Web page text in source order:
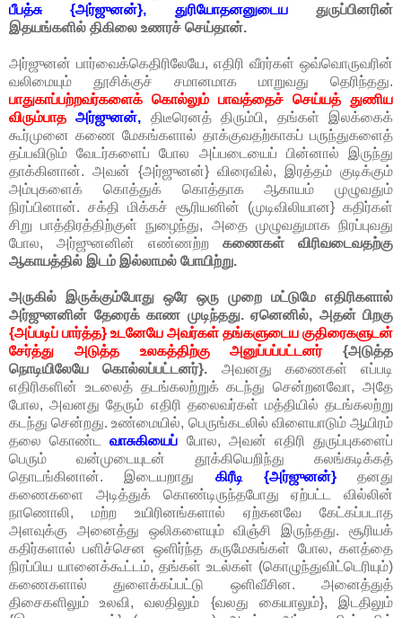
பீபத்சு {அர்ஜுனன்}, துரியோதனனுடையதுருப்பினரின்
இதயங்களில் திகிலை உணரச் செய்தான்.
அர்ஜுனன் பார்வைக்கெதிரிலேயே, எதிரி வீரர்கள் ஒவ்வொருவரின்
வலிமையும் தூசிக்குச் சமானமாக மாறுவது தெரிந்தது.
பாதுகாப்பற்றவர்களைக் கொல்லும் பாவத்தைச் செய்யத் துணிய
விரும்பாதஅர்ஜுனன்,
திடீரெனத் திரும்பி, தங்கள் இலக்கைக்
கூர்முனை கணை மேகங்களால் தாக்குவதற்காகப் பருந்துகளைத்
தப்பவிடும் வேடர்களைப் போல அப்படையைப் பின்னால் இருந்து
தாக்கினான். அவன் {அர்ஜுனன்} விரைவில், இரத்தம் குடிக்கும்
அம்புகளைக் கொத்துக் கொத்தாக ஆகாயம் முழுவதும்
நிரப்பினான். சக்தி மிக்கச் சூரியனின் (முடிவிலியான} கதிர்கள்
சிறு பாத்திரத்திற்குள் நுழைந்து, அதை முழுவதுமாக நிரப்புவது
போல, அர்ஜுனனின் எண்ணற்ற கணைகள் விரிவடைவதற்கு
ஆகாயத்தில் இடம் இல்லாமல் போயிற்று.
அருகில் இருக்கும்போது ஒரே ஒரு முறை மட்டுமே எதிரிகளால்
அர்ஜுனனின் தேரைக் காண முடிந்தது. ஏனெனில், அதன் பிறகு
{அப்படிப் பார்த்த} உடனேயே அவர்கள் தங்களுடைய குதிரைகளுடன்
சேர்த்து அடுத்த உலகத்திற்கு அனுப்பப்பட்டனர்{அடுத்த
நொடியிலேயே கொல்லப்பட்டனர்}. அவனது கணைகள் எப்படி
எதிரிகளின் உடலைத் தடங்கலற்றுக் கடந்து சென்றனவோ, அதே
போல, அவனது தேரும் எதிரி தலைவர்கள் மத்தியில் தடங்கலற்று
கடந்து சென்றது. உண்மையில், பெருங்கடலில் விளையாடும் ஆயிரம்
தலை கொண்டவாசுகியைப் போல, அவன் எதிரி துருப்புகளைப்
பெரும் வன்முடையுடன் தூக்கியெறிந்து கலங்கடிக்கத்
தொடங்கினான். இடையறாது கிரீடி {அர்ஜுனன்}தனது
கணைகளை அடித்துக் கொண்டிருந்தபோது ஏற்பட்ட வில்லின்
நாணொலி, மற்ற உயிரினங்களால் ஏற்கனவே கேட்கப்படாத
அளவுக்கு அனைத்து ஒலிகளையும் விஞ்சி இருந்தது. சூரியக்
கதிர்களால் பளிச்சென ஒளிர்ந்த கருமேகங்கள் போல, களத்தை
நிரப்பிய யானைக்கூட்டம், தங்கள் உடல்கள் (கொழுந்துவிட்டெரியும்)
கணைகளால் துளைக்கப்பட்டு ஒளிவீசின. அனைத்துத்
திசைகளிலும் உலவி, வலதிலும் {வலது கையாலும்}, இடதிலும்